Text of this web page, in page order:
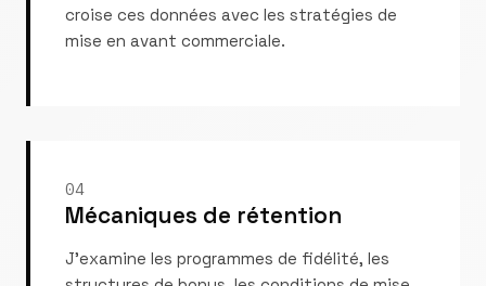
croise ces données avec les stratégies de
mise en avant commerciale.
04
Mécaniques de rétention
J'examine les programmes de fidélité, les